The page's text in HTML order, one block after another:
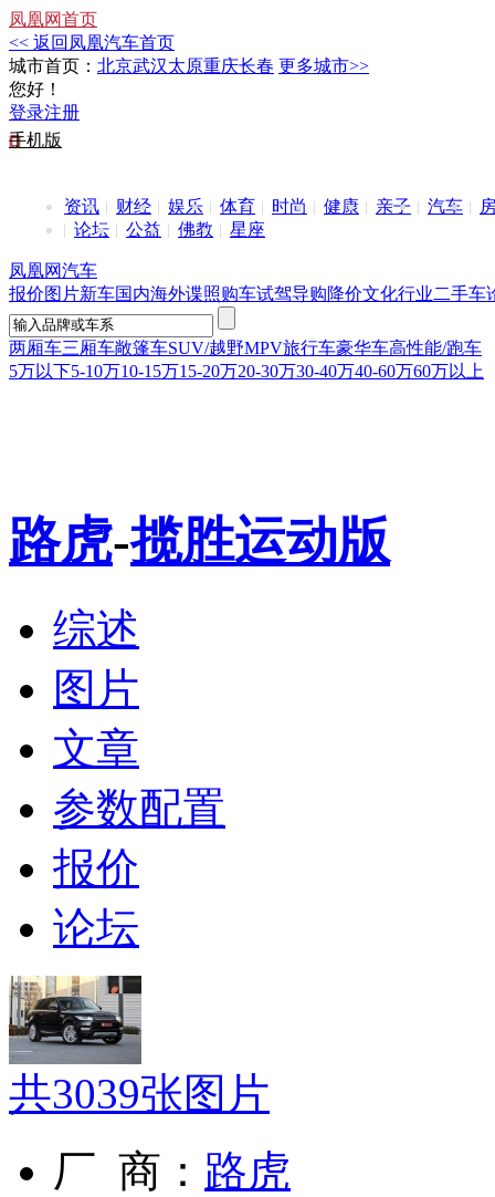
凤凰网首页
<< 返回凤凰汽车首页
城市首页： 北京武汉太原重庆长春 更多城市>>
您好！
登录注册
手机版
资讯 财经 娱乐 体育 时尚 健康 亲子 汽车
论坛
公益 佛教 星座
凤凰网汽车
报价图片新车国内海外谍照购车试驾导购降价文化行业二手车
两厢车三厢车敞篷车SUV/越野MPV旅行车豪华车高性能/跑车
5万以下5-10万10-15万15-20万20-30万30-40万40-60万60万以上
路虎-揽胜运动版
综述
图片
文章
参数配置
报价
论坛
共3039张图片
厂 商： 路虎